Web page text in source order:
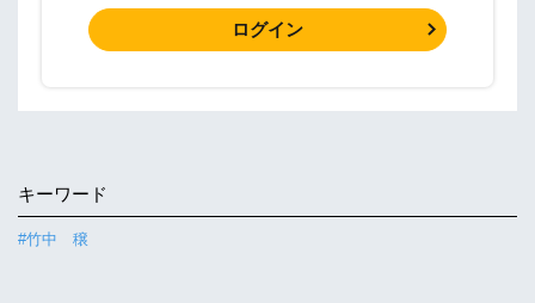
ログイン
キーワード
#竹中 穣